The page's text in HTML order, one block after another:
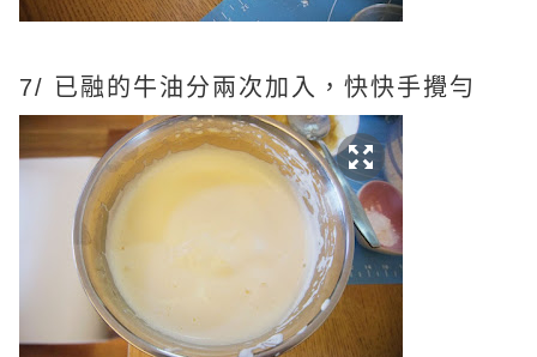
7/ 已融的牛油分兩次加入，快快手攪勻